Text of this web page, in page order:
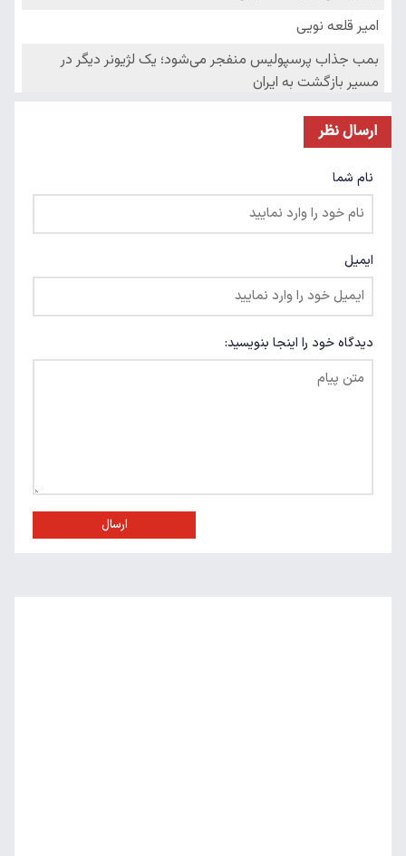
ارسال نظر
نام شما
ایمیل
دیدگاه خود را اینجا بنویسید:
ارسال